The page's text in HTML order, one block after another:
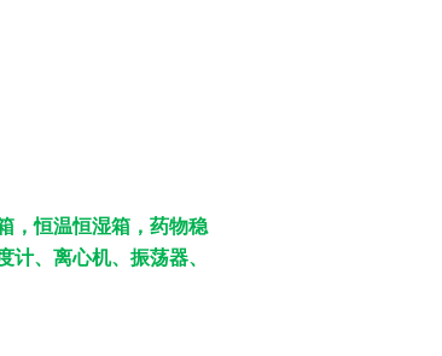
，恒温恒湿箱， 药物稳
、离心机、振荡器、